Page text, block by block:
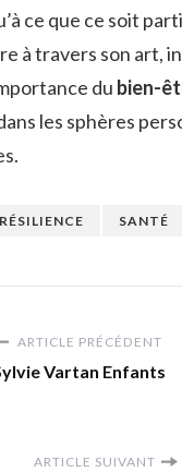
ce que ce soit
à travers son art,
du bien-
les sphères
RÉSILIENCE SANTÉ
ARTICLE PRÉCÉDENT
Vartan Enfants
ARTICLE SUIVANT